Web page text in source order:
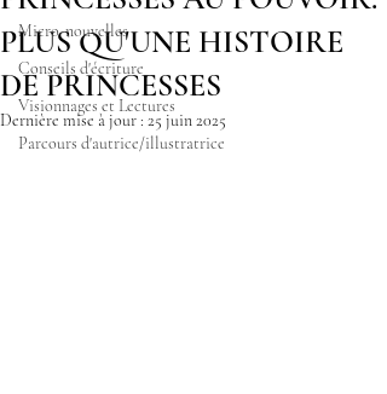
Micro-nouvelles
Conseils d'écriture
Visionnages et Lectures
Parcours d'autrice/illustratrice
PLUS QU'UNE HISTOIRE
DE PRINCESSES
Dernière mise à jour : 25 juin 2025